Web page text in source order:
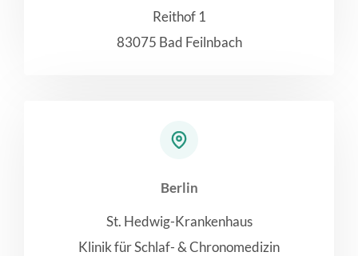
Reithof 1
83075 Bad Feilnbach
Berlin
St. Hedwig-Krankenhaus
Klinik für Schlaf- & Chronomedizin